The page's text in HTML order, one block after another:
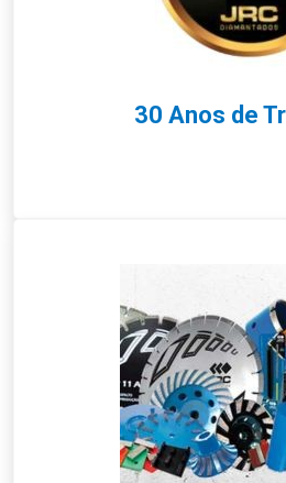
30 Anos de